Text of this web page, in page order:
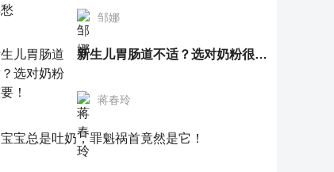
邹娜
新生儿胃肠道不适？选对奶粉很重要！
蒋春玲
宝宝总是吐奶，罪魁祸首竟然是它！